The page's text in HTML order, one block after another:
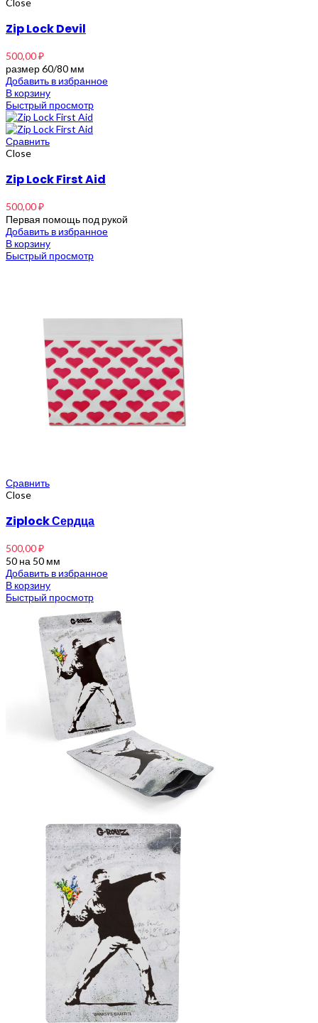
Close
Zip Lock Devil
500,00₽
размер 60/80 мм
Добавить в избранное
В корзину
Быстрый просмотр
Сравнить
Close
Zip Lock First Aid
500,00₽
Первая помощь под рукой
Добавить в избранное
В корзину
Быстрый просмотр
Сравнить
Close
Ziplock Сердца
500,00₽
50 на 50 мм
Добавить в избранное
В корзину
Быстрый просмотр